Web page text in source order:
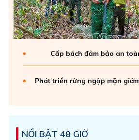
Cấp bách đảm bảo an
Phát triển rừng ngập mặn
NỔI BẬT 48 GIỜ